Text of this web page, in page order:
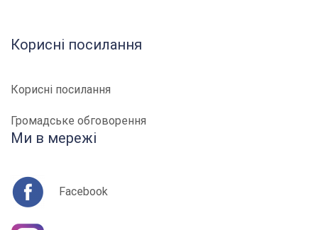
Корисні посилання
Корисні посилання
Громадське обговорення
Ми в мережі
Facebook